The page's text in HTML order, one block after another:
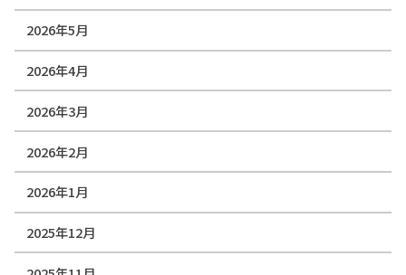
2026年5月
2026年4月
2026年3月
2026年2月
2026年1月
2025年12月